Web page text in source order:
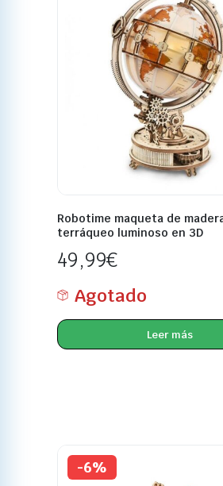
Robotime maqueta de
terráqueo luminoso en 3D
49,99€
Agotado
Leer más
-6%